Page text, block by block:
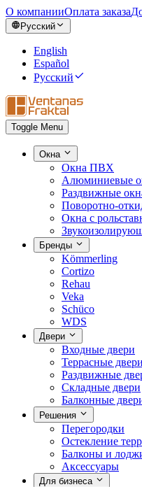
О компанииОплата заказа
Русский
English
Español
Русский
Toggle Menu
Окна
Окна ПВХ
Алюминиевые
Раздвижные
Поворотно-
Окна с
Бренды
Kömmerling
Cortizo
Rehau
Veka
Schüco
WDS
Двери
Входные двери
Террасные двери
Раздвижные
Складные двери
Балконные
Решения
Перегородки
Остекление
Балконы и
Аксессуары
Для бизнеса